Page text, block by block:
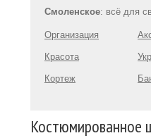
Смоленское: всё для
Организация
Красота
Кортеж
Костюмированное